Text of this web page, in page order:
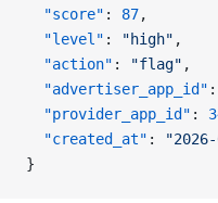
  "score"
: 87,
  "level"
: "high" ,
  "action"
: "flag" ,
  "advertiser_app_id"
:
  "provider_app_id"
:
  "created_at"
:
}